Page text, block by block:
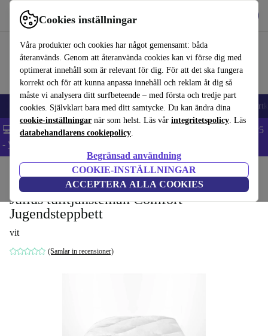
Cookies inställningar
Våra produkter och cookies har något gemensamt: båda
återanvänds. Genom att återanvända cookies kan vi förse dig med
optimerat innehåll som är relevant för dig. För att det ska fungera
korrekt och för att kunna anpassa innehåll och reklam åt dig så
måste vi analysera ditt surfbeteende – med första och tredje part
cookies. Självklart bara med ditt samtycke. Du kan ändra dina
cookie-inställningar när som helst. Läs vår integritetspolicy. Läs
databehandlarens cookiepolicy.
Begränsad användning
COOKIE-INSTÄLLNINGAR
ACCEPTERA ALLA COOKIES
Använd refurbed snabbt och enkelt
🎒 Back to school Mobiltelefoner Bärbara datorer Surfplattor
💻 Extra 5% rabatt på alla MacBooks och laptops - Code: LAPTOP5
- Villkor
Spjälsängar
Julius tulltjänsteman Comfort
Jugendsteppbett
vit
(Samlar in recensioner)